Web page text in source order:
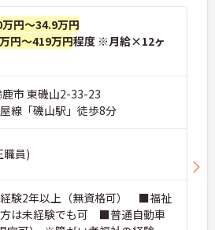
がい者グループホームを
る安定法人です。「住ま
が『0』の社会を創る」と
様が安心して暮らせる地
ます。グループホーム専
中心に運営しており、清
ライン動画研修など、手
す。これまで培ってこら
有資格者としての専門性
す。将来的に正社員を目指
や、外部研修の受講支援な
お食事の準備におきまして
ービスを利用することで
円～34.9万円
円～419万円程度 ※月給×12ヶ
鹿市 東磯山2-33-23
線「磯山駅」徒歩8分
職員)
験2年以上（無資格可） ■福祉
は未経験でも可 ■普通自動車